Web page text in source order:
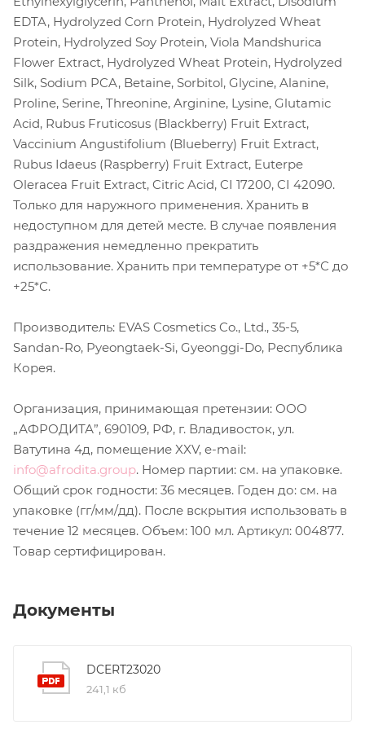
EDTA, Hydrolyzed Corn Protein, Hydrolyzed Wheat
Protein, Hydrolyzed Soy Protein, Viola Mandshurica
Flower Extract, Hydrolyzed Wheat Protein, Hydrolyzed
Silk, Sodium PCA, Betaine, Sorbitol, Glycine, Alanine,
Proline, Serine, Threonine, Arginine, Lysine, Glutamic
Acid, Rubus Fruticosus (Blackberry) Fruit Extract,
Vaccinium Angustifolium (Blueberry) Fruit Extract,
Rubus Idaeus (Raspberry) Fruit Extract, Euterpe
Oleracea Fruit Extract, Citric Acid, CI 17200, CI 42090.
Только для наружного применения. Хранить в
недоступном для детей месте. В случае появления
раздражения немедленно прекратить
использование. Хранить при температуре от +5*С до
+25*С.
Производитель: EVAS Cosmetics Co., Ltd., 35-5,
Sandan-Ro, Pyeongtaek-Si, Gyeonggi-Do, Республика
Корея.
Организация, принимающая претензии: ООО
„АФРОДИТА”, 690109, РФ, г. Владивосток, ул.
Ватутина 4д, помещение XXV, e-mail:
info@afrodita.group. Номер партии: см. на упаковке.
Общий срок годности: 36 месяцев. Годен до: см. на
упаковке (гг/мм/дд). После вскрытия использовать в
течение 12 месяцев. Объем: 100 мл. Артикул: 004877.
Товар сертифицирован.
Документы
DCERT23020
241,1 кб